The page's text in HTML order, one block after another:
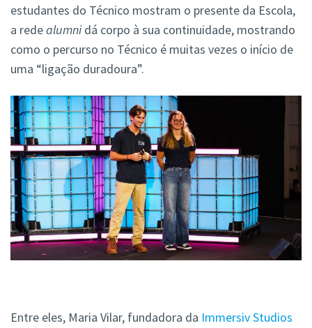
estudantes do Técnico mostram o presente da Escola,
a redealumnidá corpo à sua continuidade, mostrando
como o percurso no Técnico é muitas vezes o início de
uma “ligação duradoura”.
Entre eles, Maria Vilar, fundadora da Immersiv Studios